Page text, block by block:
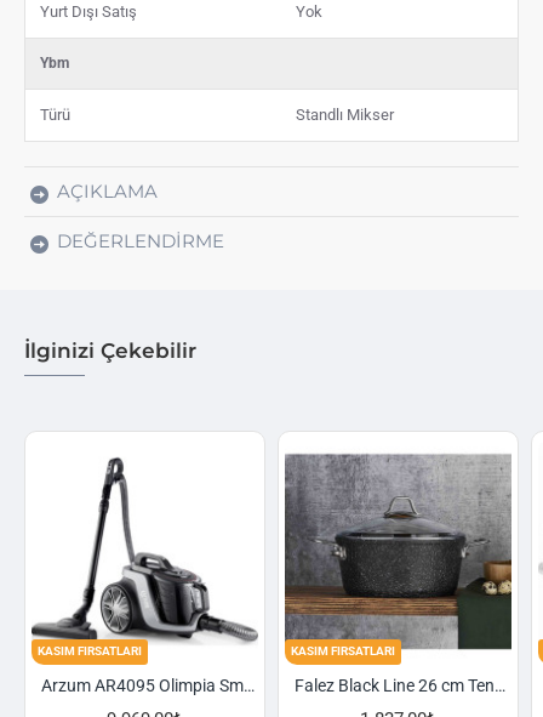
Yurt Dışı Satış Yok
Ybm
Türü Standlı Mikser
AÇIKLAMA
DEĞERLENDIRME
İlginizi Çekebilir
FIRSATLARI
Arzum AR4095 Olimpia Smart Cyclone Filtreli Süpürge - Füme
KASIM FIRSATLARI
Falez Black Line 26 cm Tencere
KASIM